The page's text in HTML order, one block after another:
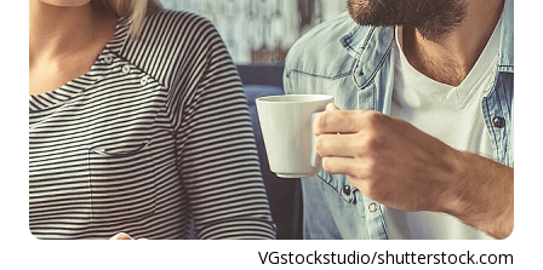
VGstockstudio/shutterstock.com